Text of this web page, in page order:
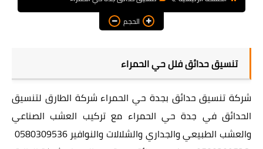
الحجم
تنسيق حدائق فلل حي الحمراء
شركة تنسيق حدائق بجدة حي الحمراء شركة الطارق لتنسيق
الحدائق في جدة حي الحمراء مع تركيب العشب الصناعي